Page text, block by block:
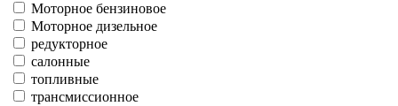
Моторное бензиновое
Моторное дизельное
редукторное
салонные
топливные
трансмиссионное